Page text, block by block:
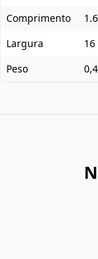
Comprimento
Largura
16
Peso